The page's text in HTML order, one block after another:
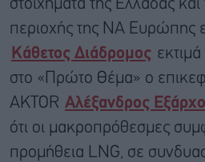
στοιχήματα της Ελλάδας
περιοχής της ΝΑ Ευρώπης
Κάθετος Διάδρομος
στο «Πρώτο Θέμα» ο
AKTOR Αλέξανδρος
ότι οι μακροπρόθεσμες
προμήθεια LNG, σε